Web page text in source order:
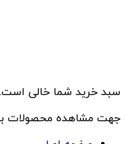
سبد خرید شما خالی است.
جهت مشاهده محصولات